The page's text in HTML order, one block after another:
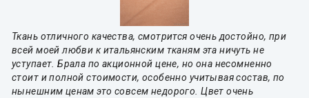
Ткань отличного качества, смотрится очень достойно, при
всей моей любви к итальянским тканям эта ничуть не
уступает. Брала по акционной цене, но она несомненно
стоит и полной стоимости, особенно учитывая состав, по
нынешним ценам это совсем недорого. Цвет очень